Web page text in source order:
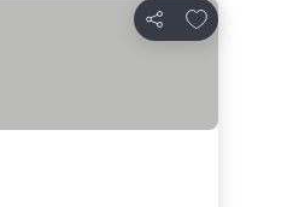
Delen
Toevoegen